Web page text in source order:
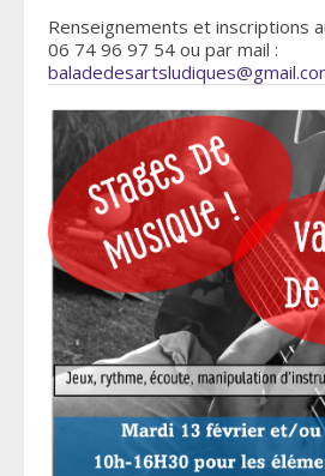
Renseignements et inscriptions
06 74 96 97 54 ou par mail :